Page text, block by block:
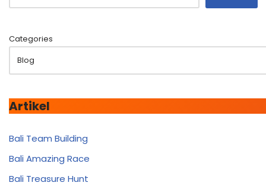
Categories
Artikel
Bali Team Building
Bali Amazing Race
Bali Treasure Hunt